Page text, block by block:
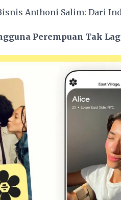
Anthoni Salim: Dari
Perempuan Tak